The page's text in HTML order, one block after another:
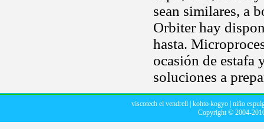
sean similares, a
Orbiter hay
hasta.
ocasión de estafa
soluciones a
viscotech el vendrell| kohto kogyo| niño
Copyright © 2004-